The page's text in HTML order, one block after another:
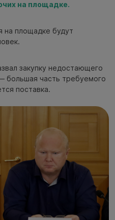
на площадке.
на площадке будут
закупку недостающего
большая часть требуемого
поставка.